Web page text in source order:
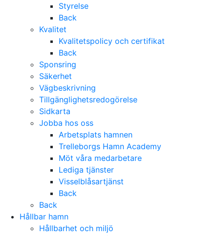
Styrelse
Back
Kvalitet
Kvalitetspolicy och certifikat
Back
Sponsring
Säkerhet
Vägbeskrivning
Tillgänglighetsredogörelse
Sidkarta
Jobba hos oss
Arbetsplats hamnen
Trelleborgs Hamn Academy
Möt våra medarbetare
Lediga tjänster
Visselblåsartjänst
Back
Back
Hållbar hamn
Hållbarhet och miljö